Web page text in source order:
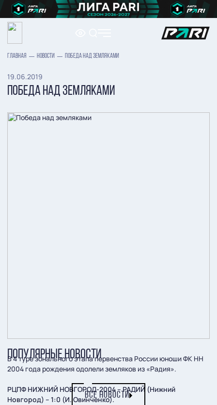
ГЛАВНАЯ НОВОСТИ ПОБЕДА НАД ЗЕМЛЯКАМИ
19.06.2019
ПОБЕДА НАД ЗЕМЛЯКАМИ
В 4 туре зонального этапа первенства России юноши ФК НН
2004 года рождения одолели земляков из «Радия».
РЦПФ НИЖНИЙ НОВГОРОД-2004 – РАДИЙ (Нижний
Новгород) – 1:0 (И. Овинченко).
ПОПУЛЯРНЫЕ НОВОСТИ
ВСЕ НОВОСТИ